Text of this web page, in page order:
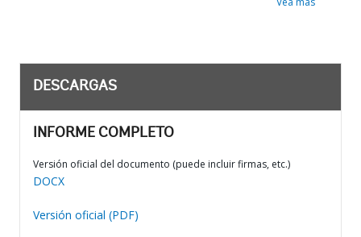
DESCARGAS
INFORME COMPLETO
Versión oficial del documento (puede incluir firmas, etc.)
DOCX
Versión oficial (PDF)